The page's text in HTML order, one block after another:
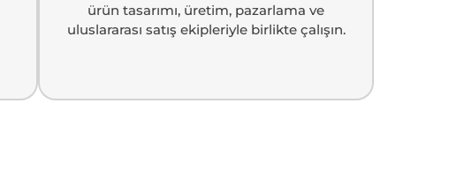
ürün tasarımı, üretim, pazarlama ve
uluslararası satış ekipleriyle birlikte çalışın.